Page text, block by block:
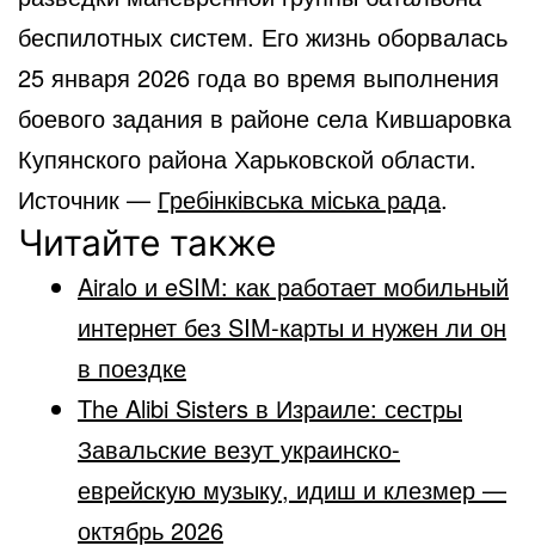
беспилотных систем. Его жизнь оборвалась
25 января 2026 года во время выполнения
боевого задания в районе села Кившаровка
Купянского района Харьковской области.
Источник — Гребінківська міська рада.
Читайте также
Airalo и eSIM: как работает мобильный
интернет без SIM-карты и нужен ли он
в поездке
The Alibi Sisters в Израиле: сестры
Завальские везут украинско-
еврейскую музыку, идиш и клезмер —
октябрь 2026